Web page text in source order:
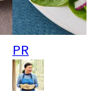
PR